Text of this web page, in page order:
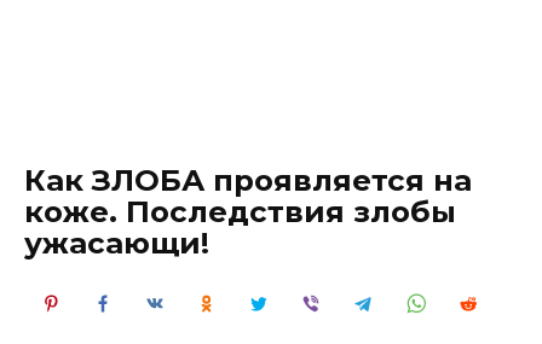
Как ЗЛОБА проявляется на
коже. Последствия злобы
ужасающи!